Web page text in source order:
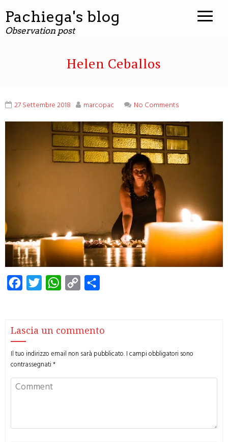
contenuto
Pachiega's blog
Observation post
Helen Ceballos
27 Settembre 2018 marcopac No Comments
Facebook
Twitter WhatsApp
Copy
Lascia un commento
Il tuo indirizzo email non sarà pubblicato.I campi obbligatori sono
contrassegnati*